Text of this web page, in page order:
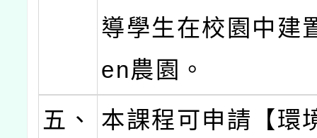
導學生在校園中建
en農園。
五、
本課程可申請【環